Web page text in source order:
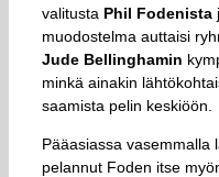
valitusta Phil Fodenista
muodostelma auttaisi
Jude Bellinghamin
minkä ainakin
saamista pelin keskiöön.
Pääasiassa vasemmalla
pelannut Foden itse